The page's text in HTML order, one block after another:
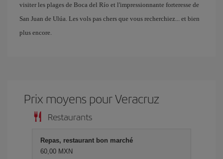
visiter les plages de Boca del Río et l'impressionnante forteresse de
San Juan de Ulúa. Les vols pas chers que vous recherchiez... et bien
plus encore.
Prix ​​moyens pour Veracruz
Restaurants
Repas, restaurant bon marché
60,00 MXN